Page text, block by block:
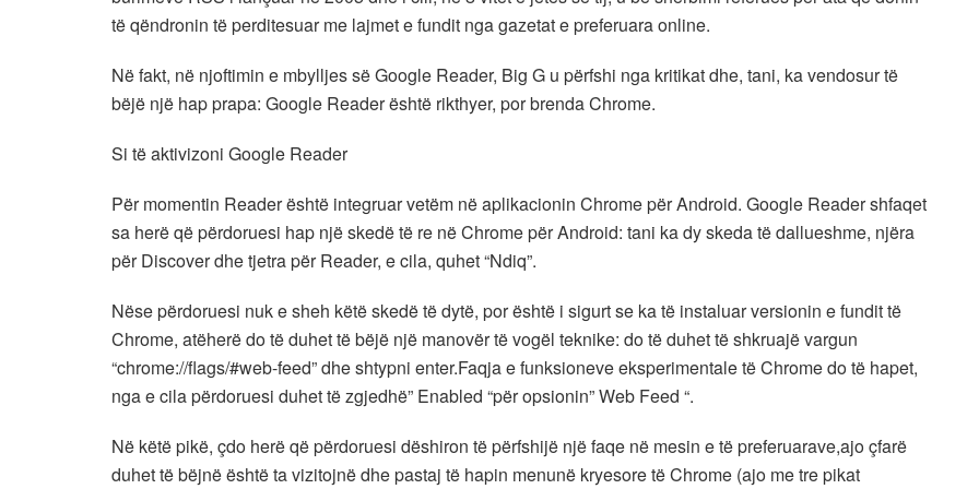
të qëndronin të perditesuar me lajmet e fundit nga gazetat e preferuara online.
Në fakt, në njoftimin e mbylljes së Google Reader, Big G u përfshi nga kritikat dhe, tani, ka vendosur të
bëjë një hap prapa: Google Reader është rikthyer, por brenda Chrome.
Si të aktivizoni Google Reader
Për momentin Reader është integruar vetëm në aplikacionin Chrome për Android. Google Reader shfaqet
sa herë që përdoruesi hap një skedë të re në Chrome për Android: tani ka dy skeda të dallueshme, njëra
për Discover dhe tjetra për Reader, e cila, quhet “Ndiq”.
Nëse përdoruesi nuk e sheh këtë skedë të dytë, por është i sigurt se ka të instaluar versionin e fundit të
Chrome, atëherë do të duhet të bëjë një manovër të vogël teknike: do të duhet të shkruajë vargun
“chrome://flags/#web-feed” dhe shtypni enter.Faqja e funksioneve eksperimentale të Chrome do të hapet,
nga e cila përdoruesi duhet të zgjedhë” Enabled “për opsionin” Web Feed “.
Në këtë pikë, çdo herë që përdoruesi dëshiron të përfshijë një faqe në mesin e të preferuarave,ajo çfarë
duhet të bëjnë është ta vizitojnë dhe pastaj të hapin menunë kryesore të Chrome (ajo me tre pikat